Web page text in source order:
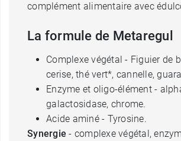
complément alimentaire avec
La formule de Metaregul
Complexe végétal - Figuier de
cerise, thé vert*, cannelle,
Enzyme et oligo-élément -
galactosidase, chrome.
Acide aminé - Tyrosine.
Synergie- complexe végétal,